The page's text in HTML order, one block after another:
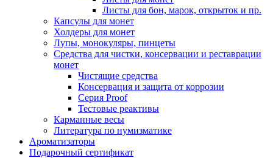
Листы для бон, марок, открыток и пр.
Капсулы для монет
Холдеры для монет
Лупы, монокуляры, пинцеты
Средства для чистки, консервации и реставрации
монет
Чистящие средства
Консервация и защита от коррозии
Серия Proof
Тестовые реактивы
Карманные весы
Литература по нумизматике
Ароматизаторы
Подарочный сертификат